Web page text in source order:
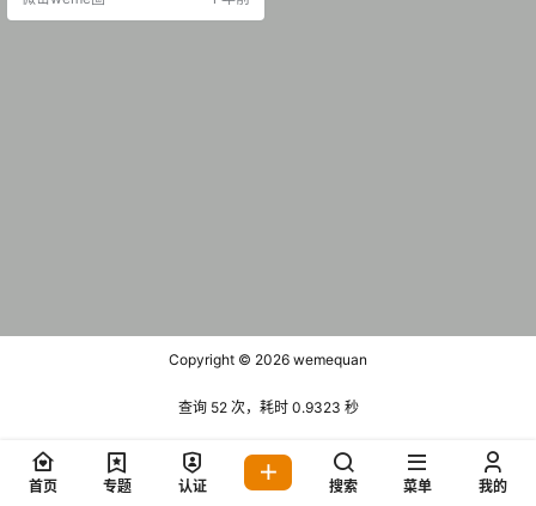
5.10.14 抖音 吉吉怪怪 微密圈 NO.0
Copyright © 2026 wemequan
查询 52 次，耗时 0.9323 秒
首页 专题 认证 搜索 菜单 我的